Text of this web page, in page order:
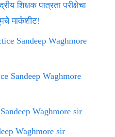
शिक्षक पात्रता परीक्षेचा
मार्कशीट!
Sandeep Waghmore
Sandeep Waghmore
Waghmore sir
Waghmore sir